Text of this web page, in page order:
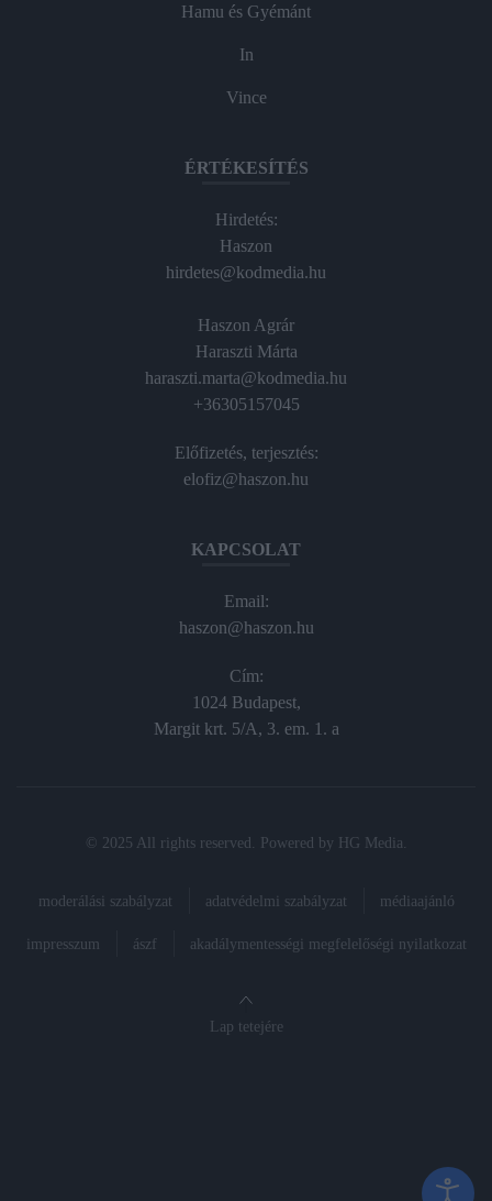
Hamu és Gyémánt
In
Vince
ÉRTÉKESÍTÉS
Hirdetés:
Haszon
hirdetes@kodmedia.hu
Haszon Agrár
Haraszti Márta
haraszti.marta@kodmedia.hu
+36305157045
Előfizetés, terjesztés:
elofiz@haszon.hu
KAPCSOLAT
Email:
haszon@haszon.hu
Cím:
1024 Budapest,
Margit krt. 5/A, 3. em. 1. a
© 2025 All rights reserved. Powered by HG Media
moderálási szabályzat adatvédelmi szabályzat médiaajánló
impresszum ászf akadálymentességi megfelelőségi nyilatkozat
Lap tetejére